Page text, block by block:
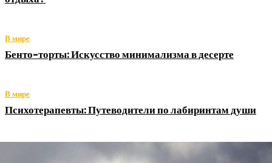
В мире
Бенто-торты: Искусство минимализма в десерте
В мире
Психотерапевты: Путеводители по лабиринтам души